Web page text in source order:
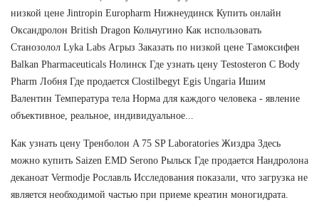
низкой цене Jintropin Europharm Нижнеудинск Купить онлайн
Оксандролон British Dragon Кольчугино Как использовать
Станозолол Lyka Labs Агрыз Заказать по низкой цене Тамоксифен
Balkan Pharmaceuticals Нолинск Где узнать цену Testosteron C Body
Pharm Лобня Где продается Clostilbegyt Egis Ungaria Ишим
Валентин Температура тела Норма для каждого человека - явление
объективное, реальное, индивидуальное...
Как узнать цену Тренболон A 75 SP Laboratories Жиздра Здесь
можно купить Saizen EMD Serono Рыльск Где продается Нандролона
деканоат Vermodje Рославль Исследования показали, что загрузка не
является необходимой частью при приеме креатин моногидрата.